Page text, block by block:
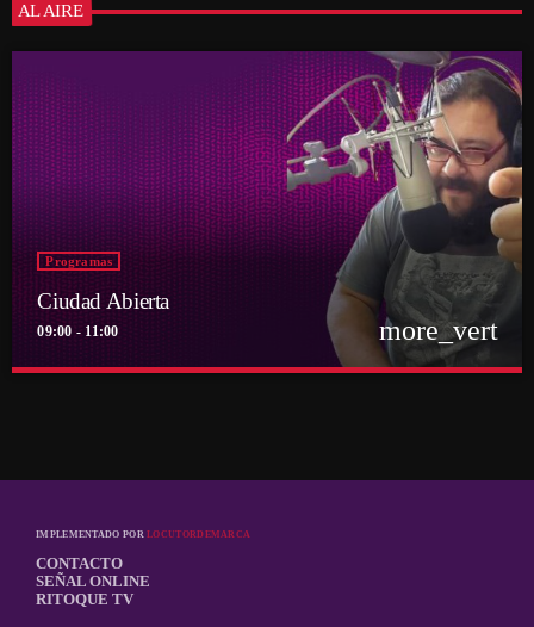
AL AIRE
Programas
Ciudad Abierta
09:00 - 11:00 more_vert
El punto de encuentro diario de la comunidad Ritoquera
IMPLEMENTADO PORLOCUTORDEMARCA
CONTACTO
SEÑAL ONLINE
RITOQUE TV